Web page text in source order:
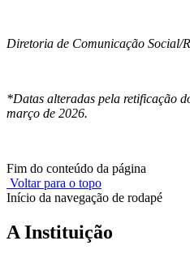
Diretoria de Comunicação Social/
*Datas alteradas pela retificação
março de 2026.
Fim do conteúdo da página
Voltar para o topo
Início da navegação de rodapé
A Instituição